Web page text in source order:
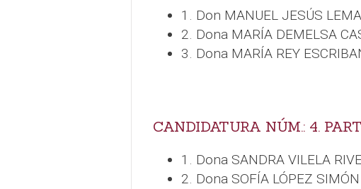
1. Don MANUEL JESÚS
2. Dona MARÍA DEMELSA
3. Dona MARÍA REY
CANDIDATURA NÚM.: 4.
1. Dona SANDRA VILELA
2. Dona SOFÍA LÓPEZ SIMÓN